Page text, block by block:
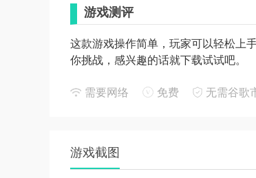
游戏测评
这款游戏操作简单，玩家可以轻松上
你挑战，感兴趣的话就下载试试吧。
需要网络 免费 无需谷歌
游戏截图